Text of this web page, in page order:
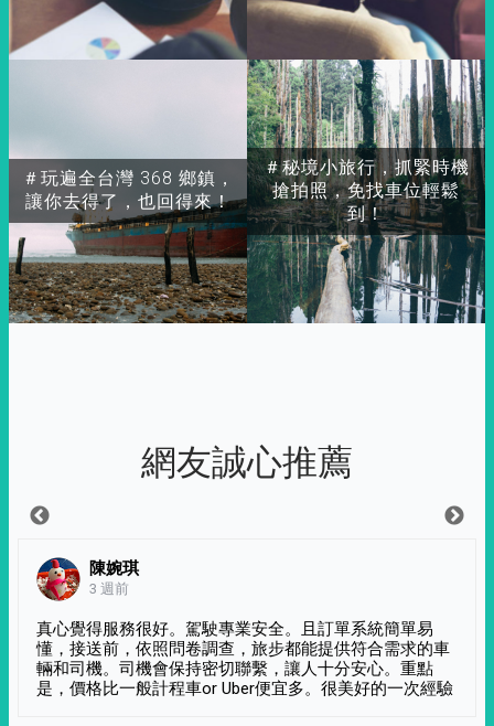
＃玩遍全台灣 368 鄉鎮，
讓你去得了，也回得來！
＃秘境小旅行，抓緊時機
搶拍照，免找車位輕鬆
到！
網友誠心推薦
陳婉琪
3 週前
真心覺得服務很好。駕駛專業安全。且訂單系統簡單易
懂，接送前，依照問卷調查，旅步都能提供符合需求的車
輛和司機。司機會保持密切聯繫，讓人十分安心。重點
是，價格比一般計程車or Uber便宜多。很美好的一次經驗